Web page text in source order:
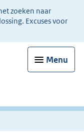
zoeken naar
Excuses voor
Menu